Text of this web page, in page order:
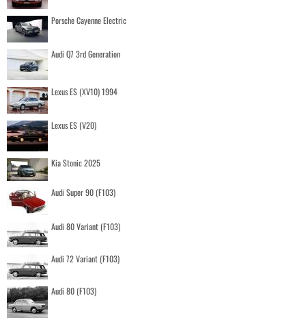
Porsche Cayenne Electric
Audi Q7 3rd Generation
Lexus ES (XV10) 1994
Lexus ES (V20)
Kia Stonic 2025
Audi Super 90 (F103)
Audi 80 Variant (F103)
Audi 72 Variant (F103)
Audi 80 (F103)